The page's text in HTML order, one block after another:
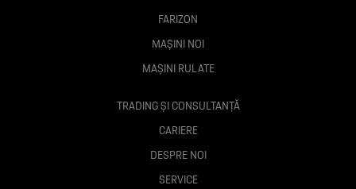
FARIZON
MAȘINI NOI
MAȘINI RULATE
TRADING ȘI CONSULTANȚĂ
CARIERE
DESPRE NOI
SERVICE